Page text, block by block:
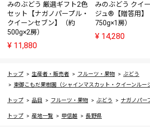
みのぶどう 厳選ギフト2色
セット【ナガノパープル・
クイーンセブン】（約
500g×2房）
¥ 11,880
みのぶどう クイ
ジュ®【贈答用】
750g×1房）
¥ 14,280
トップ 生産者・販売者 フルーツ・果物
ぶどう
東御こもだ果樹園（シャインマスカット・クイーンルー
トップ 品目 フルーツ・果物 ぶどう ナガノパー
トップ 産地一覧 甲信越 長野県